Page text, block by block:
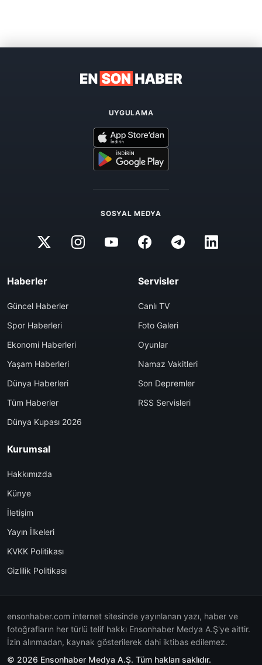
UYGULAMA
SOSYAL MEDYA
Haberler
Güncel Haberler
Spor Haberleri
Ekonomi Haberleri
Yaşam Haberleri
Dünya Haberleri
Tüm Haberler
Dünya Kupası 2026
Servisler
Canlı TV
Foto Galeri
Oyunlar
Namaz Vakitleri
Son Depremler
RSS Servisleri
Kurumsal
Hakkımızda
Künye
İletişim
Yayın İlkeleri
KVKK Politikası
Gizlilik Politikası
ensonhaber.com internet sitesinde yayınlanan yazı, haber ve
fotoğrafların her türlü telif hakkı Ensonhaber Medya A.Ş'ye aittir.
İzin alınmadan, kaynak gösterilerek dahi iktibas edilemez.
© 2026 Ensonhaber Medya A.Ş. Tüm hakları saklıdır.